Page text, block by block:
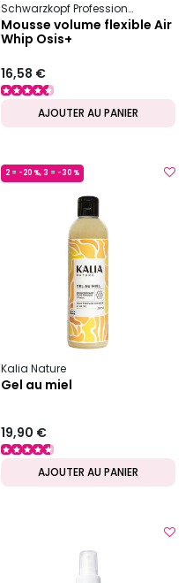
Schwarzkopf Professional
Mousse volume flexible Air
Whip Osis+
16,58 €
AJOUTER AU PANIER
2 = -20 %, 3 = -30 %
Kalia Nature
Gel au miel
19,90 €
AJOUTER AU PANIER